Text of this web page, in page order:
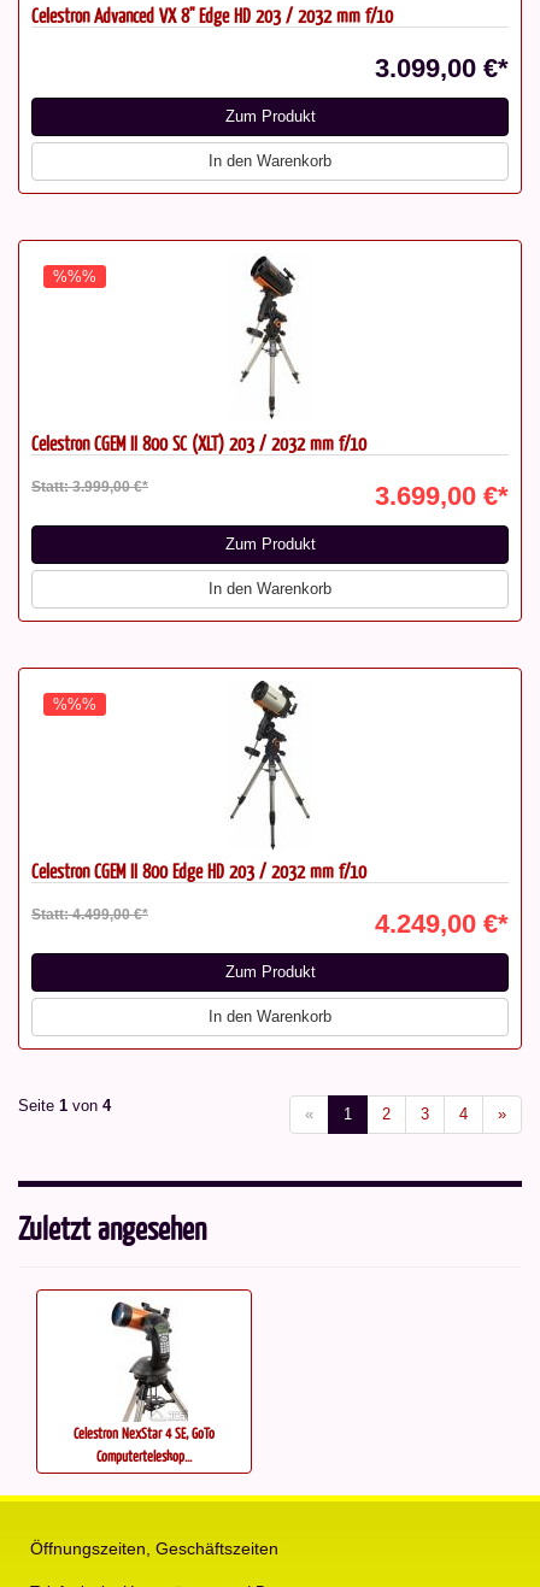
Celestron Advanced VX 8" Edge HD 203 / 2032 mm f/10
3.099,00 €*
Zum Produkt
In den Warenkorb
%%%
Celestron CGEM II 800 SC (XLT) 203 / 2032 mm f/10
Statt: 3.999,00 €* 3.699,00 €*
Zum Produkt
In den Warenkorb
%%%
Celestron CGEM II 800 Edge HD 203 / 2032 mm f/10
Statt: 4.499,00 €* 4.249,00 €*
Zum Produkt
In den Warenkorb
Seite 1 von 4 « 1 2 3 4 »
Zuletzt angesehen
Celestron NexStar 4 SE, GoTo
Computerteleskop...
Öffnungszeiten, Geschäftszeiten